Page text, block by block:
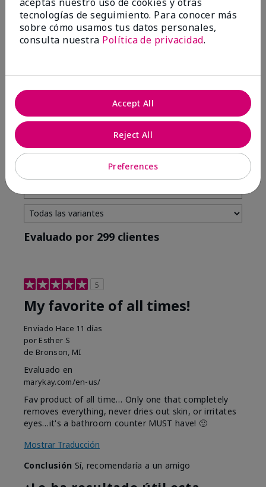
4 estrellas
7
3 estrellas
1 estrella
3
Tono De Piel
Filtrar
reseñas
por
piel
Evaluado por 299 clientes
5
My favorite of all times!
Enviado Hace 11 días
por Esther S
de Bronson, MI
Evaluado en
marykay.com/en-us/
Fav product of all time… Only one that completely
removes everything, never dries out skin, or irritates
eyes…it's a bathroom counter MUST have! 🙂
Mostrar Traducción
Conclusión Sí, recomendaría a un amigo
tecnologías de seguimiento. Para conocer más
sobre cómo usamos tus datos personales,
consulta nuestra Política de privacidad.
Preferences
Reject All
Accept All